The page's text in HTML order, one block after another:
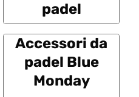
padel
Accessori da
padel Blue
Monday